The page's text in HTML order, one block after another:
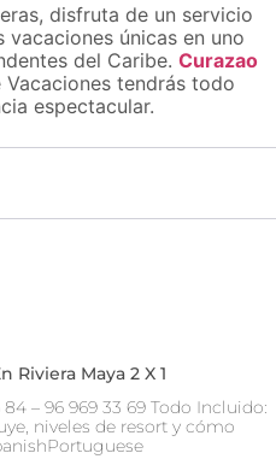
disfruta de un servicio
únicas en uno
del Caribe. Curazao
tendrás todo
espectacular.
Riviera Maya 2 X 1
84 – 96 969 33 69 Todo Incluido:
niveles de resort y cómo